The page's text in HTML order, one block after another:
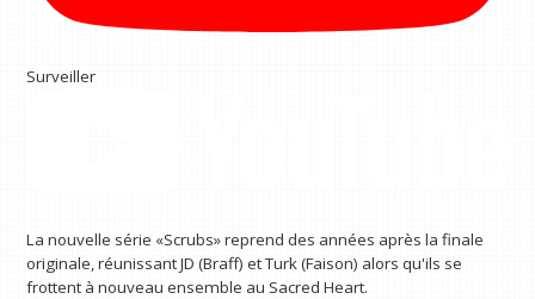
Surveiller
La nouvelle série «Scrubs» reprend des années après la finale
originale, réunissant JD (Braff) et Turk (Faison) alors qu'ils se
frottent à nouveau ensemble au Sacred Heart.